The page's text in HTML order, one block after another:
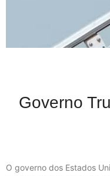
Governo
O governo dos Estados